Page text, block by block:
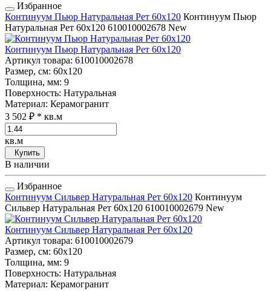
Избранное
Континуум Пьюр Натуральная Рет 60x120 Континуум Пьюр
Натуральная Рет 60x120 610010002678 New
Континуум Пьюр Натуральная Рет 60x120
Артикул товара: 610010002678
Размер, см: 60x120
Толщина, мм: 9
Поверхность: Натуральная
Материал: Керамогранит
3 502 ₽ * кв.м
кв.м
Купить
В наличии
Избранное
Континуум Сильвер Натуральная Рет 60x120 Континуум
Сильвер Натуральная Рет 60x120 610010002679 New
Континуум Сильвер Натуральная Рет 60x120
Артикул товара: 610010002679
Размер, см: 60x120
Толщина, мм: 9
Поверхность: Натуральная
Материал: Керамогранит